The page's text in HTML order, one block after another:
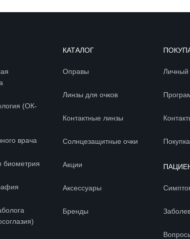
(ОК-
врача
биометрия
КАТАЛОГ
Оправы
Линзы для очков
Контактные линзы
Солнцезащитные очки
Акции
Аксессуары
Бренды
Личный